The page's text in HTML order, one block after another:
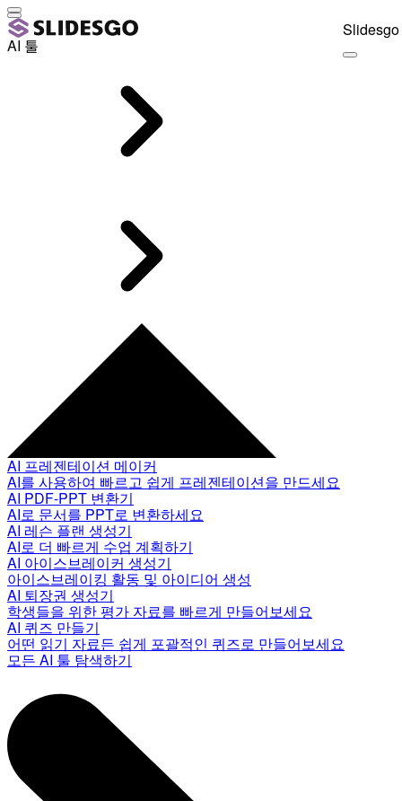
AI 툴
AI 프레젠테이션 메이커
AI를 사용하여 빠르고 쉽게 프레젠테이션을 만드세요
AI PDF-PPT 변환기
AI로 문서를 PPT로 변환하세요
AI 레슨 플랜 생성기
AI로 더 빠르게 수업 계획하기
AI 아이스브레이커 생성기
아이스브레이킹 활동 및 아이디어 생성
AI 퇴장권 생성기
학생들을 위한 평가 자료를 빠르게 만들어보세요
AI 퀴즈 만들기
어떤 읽기 자료든 쉽게 포괄적인 퀴즈로 만들어보세요
모든 AI 툴 탐색하기